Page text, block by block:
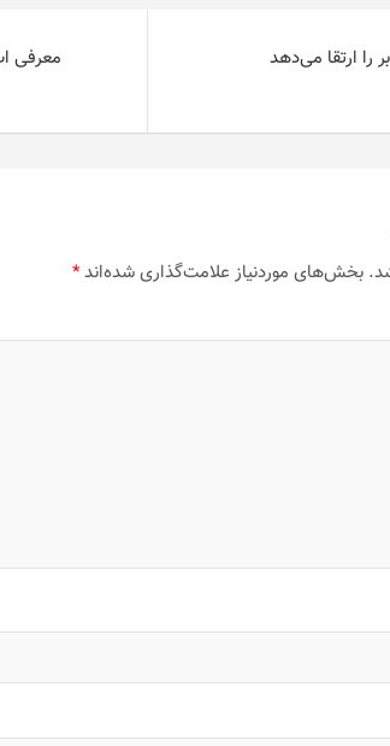
ارتقا می‌دهد
معرفی
بخش‌های موردنیاز علامت‌گذاری شده‌اند*